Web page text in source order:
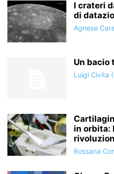
I crateri
di
Agnese
Un bacio
Luigi Civita
in orbita:
Rossana